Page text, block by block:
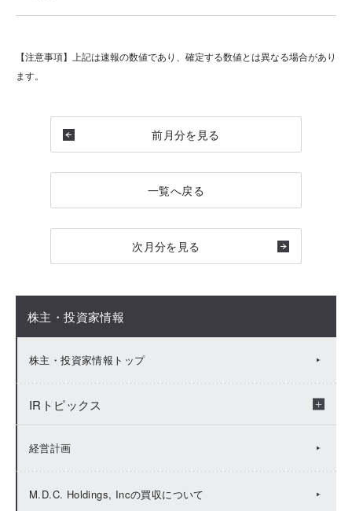
【注意事項】
上記は速報の数値であり、確定する数値とは異なる場合があり
ます。
前月分を見る
一覧へ戻る
次月分を見る
株主・投資家情報
株主・投資家情報トップ
IRトピックス
2026年：IRトピックス
経営計画
M.D.C. Holdings, Incの買収について